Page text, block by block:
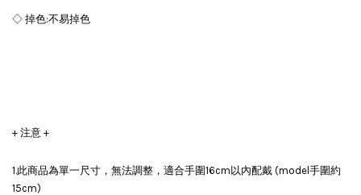
◇ 掉色:不易掉色
+ 注意 +
1.此商品為單一尺寸，無法調整，適合手圍16cm以內配戴 (model手圍約
15cm)